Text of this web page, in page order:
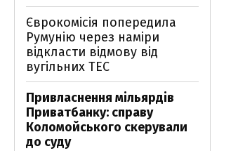
Єврокомісія попередила
Румунію через наміри
відкласти відмову від
вугільних ТЕС
Привласнення мільярдів
Приватбанку: справу
Коломойського скерували
до суду